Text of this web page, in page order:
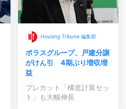
Housing Tribune 編集部
ポラスグループ、戸建分譲
がけん引 4期ぶり増収増
益
プレカット「構造計算セッ
ト」も大幅伸長